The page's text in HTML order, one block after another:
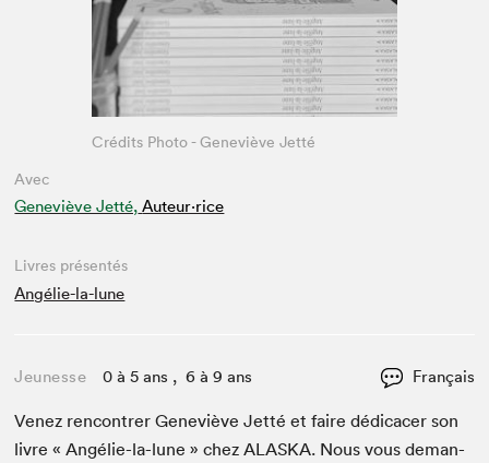
Avec
Geneviève Jetté, Auteur·rice
Crédits Photo - Geneviève Jetté
Livres présentés
Angélie-la-lune
Jeunesse 0 à 5 ans , 6 à 9 ans Français
Venez ren­con­tr­er Geneviève Jet­té et faire dédi­cac­er son
livre « Angélie-la-lune » chezALAS­KA. Nous vous deman­